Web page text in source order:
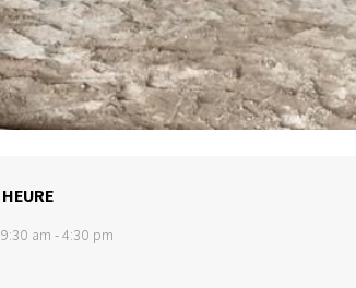
HEURE
9:30 am - 4:30 pm